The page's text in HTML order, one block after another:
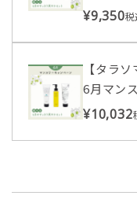
¥9,350税
【タラ
6月マン
¥10,032